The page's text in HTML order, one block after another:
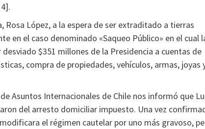
Rosa López, a la espera de ser extraditado a tierras
en el caso denominado «Saqueo Público» en el cual
desviado $351 millones de la Presidencia a cuentas de
compra de propiedades, vehículos, armas, joyas
Asuntos Internacionales de Chile nos informó que
del arresto domiciliar impuesto. Una vez
el régimen cautelar por uno más gravoso,